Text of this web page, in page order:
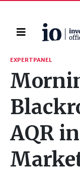
Home
Zoeken
EXPERTPANEL
AQR